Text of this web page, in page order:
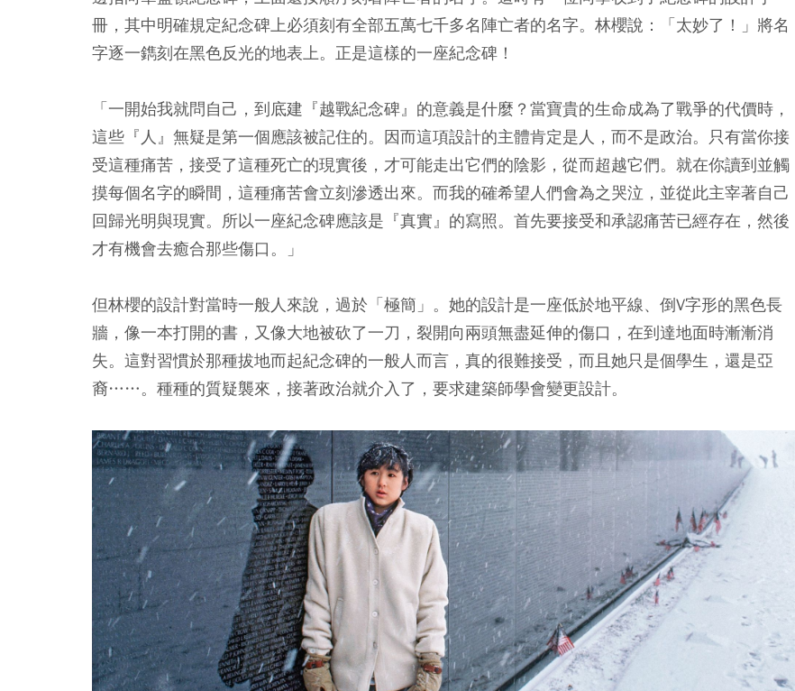
冊，其中明確規定紀念碑上必須刻有全部五萬七千多名陣亡者的名字。林櫻說：「太妙了！」將名
字逐一鐫刻在黑色反光的地表上。正是這樣的一座紀念碑！
「一開始我就問自己，到底建『越戰紀念碑』的意義是什麼？當寶貴的生命成為了戰爭的代價時，
這些『人』無疑是第一個應該被記住的。因而這項設計的主體肯定是人，而不是政治。只有當你接
受這種痛苦，接受了這種死亡的現實後，才可能走出它們的陰影，從而超越它們。就在你讀到並觸
摸每個名字的瞬間，這種痛苦會立刻滲透出來。而我的確希望人們會為之哭泣，並從此主宰著自己
回歸光明與現實。所以一座紀念碑應該是『真實』的寫照。首先要接受和承認痛苦已經存在，然後
才有機會去癒合那些傷口。」
但林櫻的設計對當時一般人來說，過於「極簡」。她的設計是一座低於地平線、倒V字形的黑色長
牆，像一本打開的書，又像大地被砍了一刀，裂開向兩頭無盡延伸的傷口，在到達地面時漸漸消
失。這對習慣於那種拔地而起紀念碑的一般人而言，真的很難接受，而且她只是個學生，還是亞
裔……。種種的質疑襲來，接著政治就介入了，要求建築師學會變更設計。